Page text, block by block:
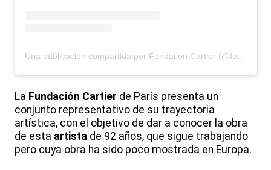
La Fundación Cartier de París presenta un
conjunto representativo de su trayectoria
artística, con el objetivo de dar a conocer la obra
de esta artista de 92 años, que sigue trabajando
pero cuya obra ha sido poco mostrada en Europa.